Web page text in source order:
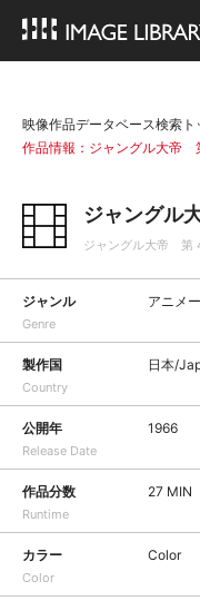
映像作品データベース検索ト
作品情報：ジャングル大帝
ジャング
ジャングル大帝 第
ジャンル
Genre
アニメ
製作国
Country
日本/
公開年
Release Date
1966
作品分数
Runtime
27 MIN
カラー
Color
Color